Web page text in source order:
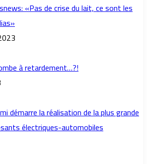
«Pas de crise du lait, ce sont les
à retardement…?!
démarre la réalisation de la plus grande
électriques-automobiles